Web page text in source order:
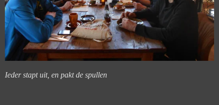
Ieder stapt uit, en pakt de spullen